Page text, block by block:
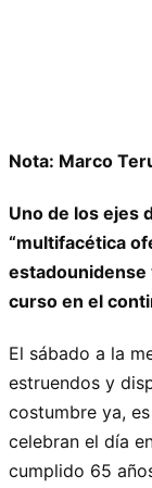
Nota: Marco
Uno de los ejes
“multifacética
estadounidense
curso en el
El sábado a la
estruendos y
costumbre ya,
celebran el día
cumplido 65